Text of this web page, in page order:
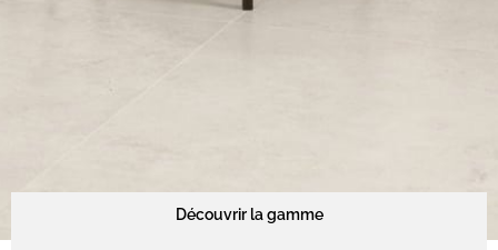
Découvrir la gamme